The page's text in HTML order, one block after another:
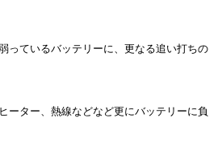
っているバッテリーに、更なる追い打ちの
ーター、熱線などなど更にバッテリーに負